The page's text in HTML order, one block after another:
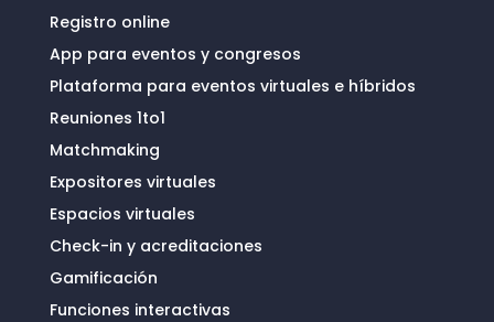
Registro online
App para eventos y congresos
Plataforma para eventos virtuales e híbridos
Reuniones 1to1
Matchmaking
Expositores virtuales
Espacios virtuales
Check-in y acreditaciones
Gamificación
Funciones interactivas